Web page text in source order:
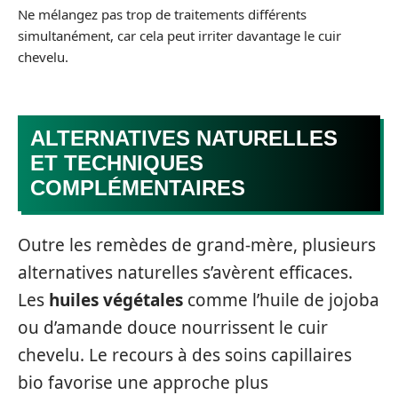
Ne mélangez pas trop de traitements différents
simultanément, car cela peut irriter davantage le cuir
chevelu.
ALTERNATIVES NATURELLES
ET TECHNIQUES
COMPLÉMENTAIRES
Outre les remèdes de grand-mère, plusieurs
alternatives naturelles s’avèrent efficaces.
Les huiles végétales comme l’huile de jojoba
ou d’amande douce nourrissent le cuir
chevelu. Le recours à des soins capillaires
bio favorise une approche plus